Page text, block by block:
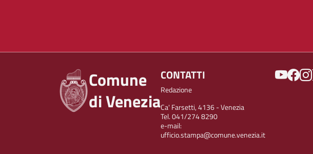
Comune
di Venezia
CONTATTI
Redazione
Ca' Farsetti, 4136 - Venezia
Tel. 041/274 8290
e-mail:
ufficio.stampa@comune.venezia.it